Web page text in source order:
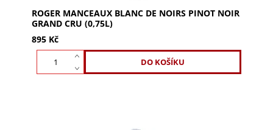
ROGER MANCEAUX BLANC DE NOIRS PINOT NOIR
GRAND CRU (0,75L)
895 Kč